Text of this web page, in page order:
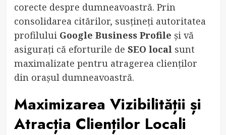
corecte despre dumneavoastră. Prin
consolidarea citărilor, susțineți autoritatea
profilului Google Business Profile și vă
asigurați că eforturile de SEO localsunt
maximalizate pentru atragerea clienților
din orașul dumneavoastră.
Maximizarea Vizibilității și
Atracția Clienților Locali